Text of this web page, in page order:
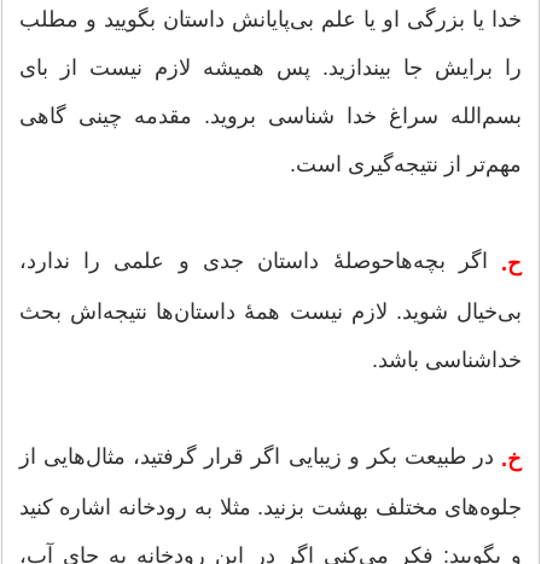
خدا یا بزرگی او یا علم بی‌پایانش داستان بگویید و مطلب
را برایش جا بیندازید. پس همیشه لازم نیست از بای
بسم‌الله سراغ خدا شناسی بروید. مقدمه چینی گاهی
مهم‌تر از نتیجه‌گیری است.
ح. اگر بچه‌هاحوصلۀ داستان جدی و علمی را ندارد،
بی‌خیال شوید. لازم نیست همۀ داستان‌ها نتیجه‌اش بحث
خداشناسی باشد.
خ. در طبیعت بکر و زیبایی اگر قرار گرفتید، مثال‌هایی از
جلوه‌های مختلف بهشت بزنید. مثلا به رودخانه اشاره کنید
و بگویید: فکر می‌کنی اگر در این رودخانه به جای آب،